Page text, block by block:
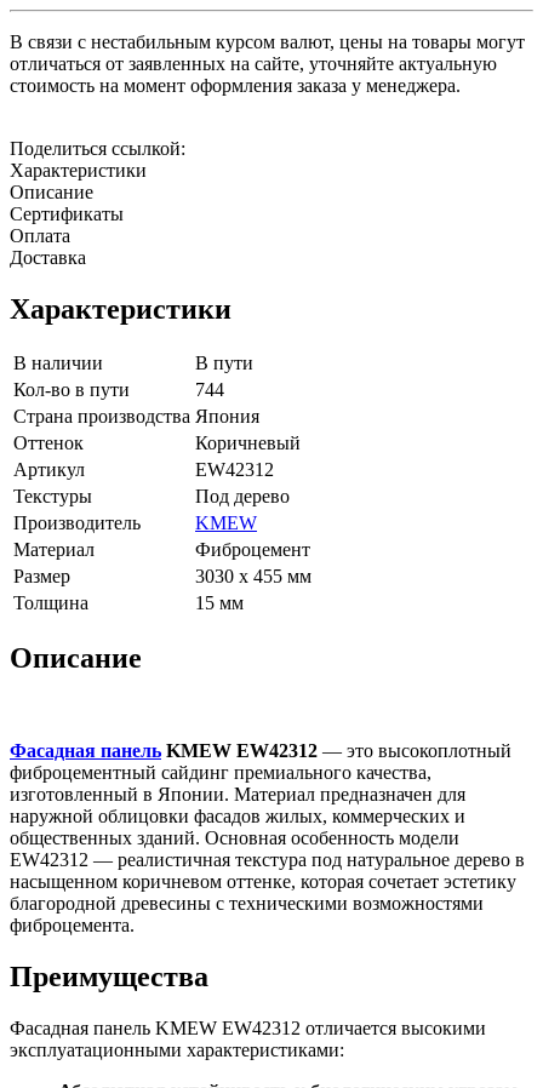
В связи с нестабильным курсом валют, цены на товары могут
отличаться от заявленных на сайте, уточняйте актуальную
стоимость на момент оформления заказа у менеджера.
Поделиться ссылкой:
Характеристики
Описание
Сертификаты
Оплата
Доставка
Характеристики
В наличии
В пути
Кол-во в пути
744
Страна производства Япония
Оттенок
Коричневый
Артикул
EW42312
Текстуры
Под дерево
Производитель
KMEW
Материал
Фиброцемент
Размер
3030 х 455 мм
Толщина
15 мм
Описание
Фасадная панель KMEW EW42312 — это высокоплотный
фиброцементный сайдинг премиального качества,
изготовленный в Японии. Материал предназначен для
наружной облицовки фасадов жилых, коммерческих и
общественных зданий. Основная особенность модели
EW42312 — реалистичная текстура под натуральное дерево в
насыщенном коричневом оттенке, которая сочетает эстетику
благородной древесины с техническими возможностями
фиброцемента.
Преимущества
Фасадная панель KMEW EW42312 отличается высокими
эксплуатационными характеристиками: